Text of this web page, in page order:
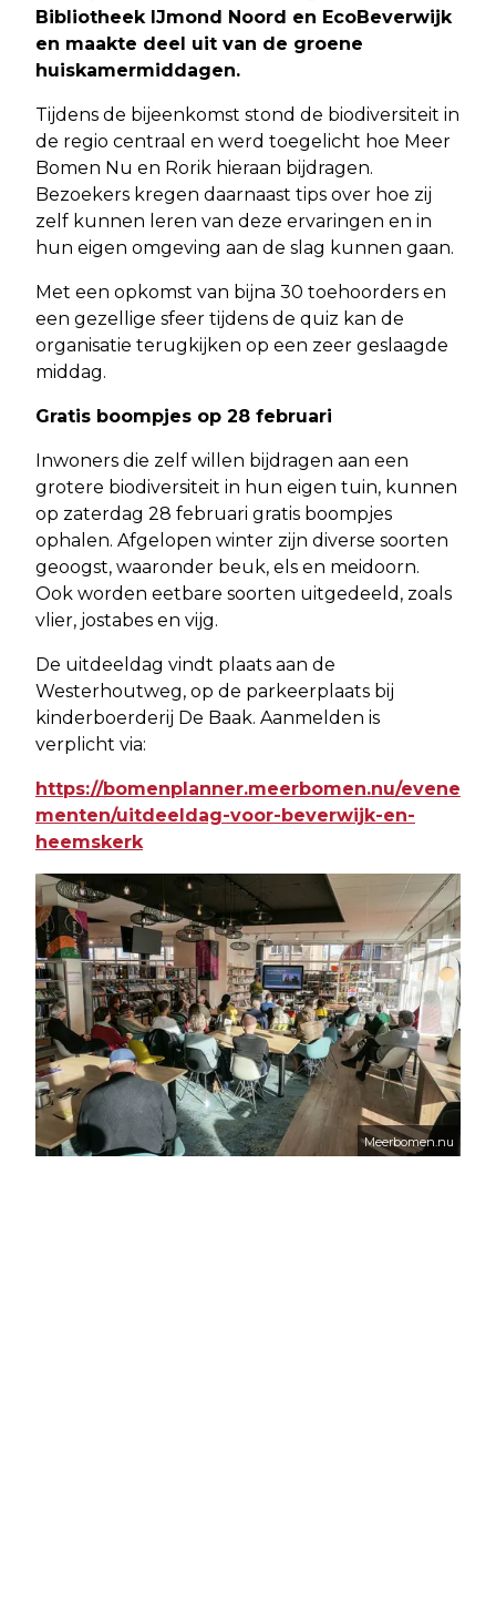
Bibliotheek IJmond Noord en EcoBeverwijk
en maakte deel uit van de groene
huiskamermiddagen.
Tijdens de bijeenkomst stond de biodiversiteit in
de regio centraal en werd toegelicht hoe Meer
Bomen Nu en Rorik hieraan bijdragen.
Bezoekers kregen daarnaast tips over hoe zij
zelf kunnen leren van deze ervaringen en in
hun eigen omgeving aan de slag kunnen gaan.
Met een opkomst van bijna 30 toehoorders en
een gezellige sfeer tijdens de quiz kan de
organisatie terugkijken op een zeer geslaagde
middag.
Gratis boompjes op 28 februari
Inwoners die zelf willen bijdragen aan een
grotere biodiversiteit in hun eigen tuin, kunnen
op zaterdag 28 februari gratis boompjes
ophalen. Afgelopen winter zijn diverse soorten
geoogst, waaronder beuk, els en meidoorn.
Ook worden eetbare soorten uitgedeeld, zoals
vlier, jostabes en vijg.
De uitdeeldag vindt plaats aan de
Westerhoutweg, op de parkeerplaats bij
kinderboerderij De Baak. Aanmelden is
verplicht via:
https://bomenplanner.meerbomen.nu/evene
menten/uitdeeldag-voor-beverwijk-en-
heemskerk
Meerbomen.nu